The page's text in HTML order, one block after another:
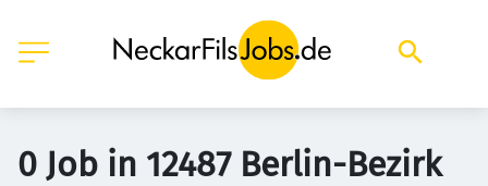
0 Job in 12487 Berlin-Bezirk